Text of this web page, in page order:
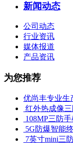
新闻动态
公司动态
行业资讯
媒体报道
产品资讯
为您推荐
优尚丰专业生
红外热成像
108MP三防
5G防爆智能
7英寸mini三